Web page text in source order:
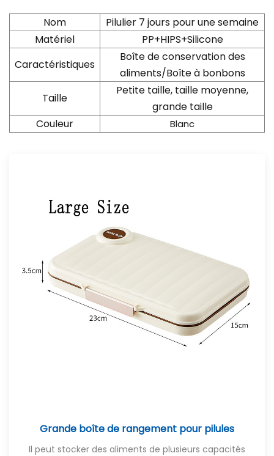
Nom
Pilulier 7 jours pour une semaine
Matériel
PP+HIPS+Silicone
Caractéristiques
Boîte de conservation des
aliments/Boîte à bonbons
Taille
Petite taille, taille moyenne,
grande taille
Couleur
Blanc
Grande boîte de rangement pour pilules
Il peut stocker des aliments de plusieurs capacités